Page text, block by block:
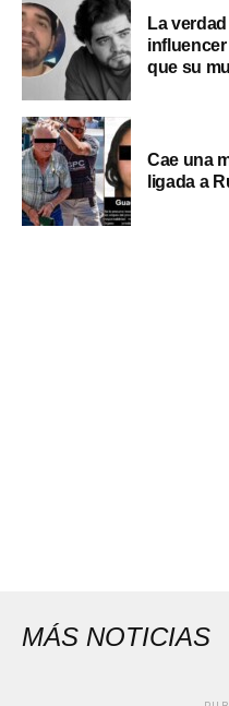
La
que su
Cae una
ligada a
MÁS NOTICIAS